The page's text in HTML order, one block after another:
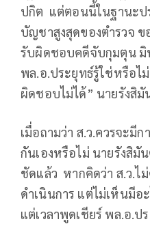
ปกิต แต่ตอนนี้ในฐานะป
บัญชาสูงสุดของตำรวจ ข
รับผิดชอบคดีจับกุมตุน มิ
พล.อ.ประยุทธ์รู้ใช่หรือไ
ผิดชอบไม่ได้” นายรังสิมั
เมื่อถามว่า ส.ว.ควรจะมี
กันเองหรือไม่ นายรังสิ
ชัดแล้ว หากคิดว่า ส.ว.ไ
ดำเนินการ แต่ไม่เห็นมีอ
แต่เวลาพูดเชียร์ พล.อ.ป